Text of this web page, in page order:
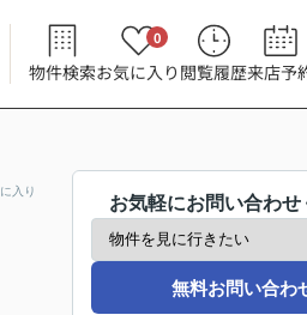
物件検索お気に入り
0
閲覧履歴来店予
入り
お気軽にお問い合わせ
無料お問い合わ